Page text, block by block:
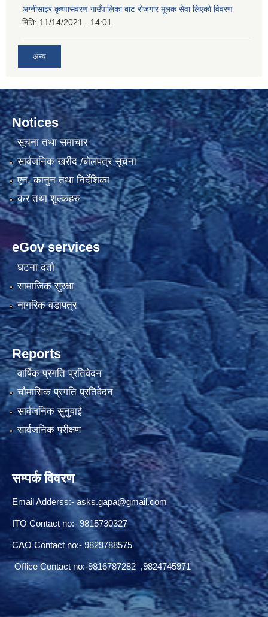
अग्नीसाइर कृष्णासवरण गाउँपालिका बाट रोजगार मूलक सेवा लिएको विवरण
मिति: 11/14/2021 - 14:01
अन्य
Notices
सूचना तथा समाचार
सार्वजनिक खरीद /बोलपत्र सूचना
एन, कानुन तथा निर्देशिका
कर तथा शुल्कहरु
eGov services
घटना दर्ता
सामाजिक सुरक्षा
नागरिक वडापत्र
Reports
वार्षिक प्रगति प्रतिवेदन
चौमासिक प्रगति प्रतिवेदन
सार्वजनिक सुनुवाई
सार्वजनिक परीक्षण
सम्पर्क विवरण
Email Adderss:-asks.gapa@gmail.com
ITO Contact no:- 9815730327
CAO Contact no:- 9829788575
Office Contact no:-9816787282 ,9824745971